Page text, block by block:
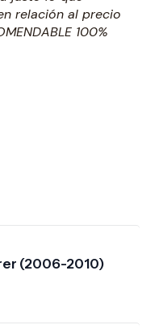
relación al precio
100%
(2006-2010)